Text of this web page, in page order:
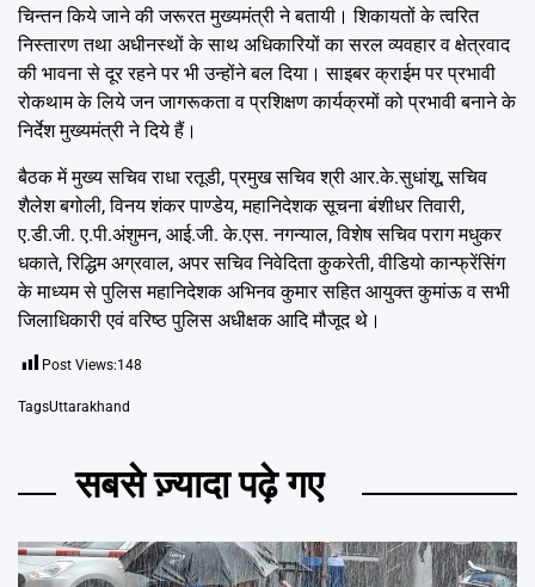
चिन्तन किये जाने की जरूरत मुख्यमंत्री ने बतायी। शिकायतों के त्वरित
निस्तारण तथा अधीनस्थों के साथ अधिकारियों का सरल व्यवहार व क्षेत्रवाद
की भावना से दूर रहने पर भी उन्होंने बल दिया। साइबर क्राईम पर प्रभावी
रोकथाम के लिये जन जागरूकता व प्रशिक्षण कार्यक्रमों को प्रभावी बनाने के
निर्देश मुख्यमंत्री ने दिये हैं।
बैठक में मुख्य सचिव राधा रतूडी, प्रमुख सचिव श्री आर.के.सुधांशू, सचिव
शैलेश बगोली, विनय शंकर पाण्डेय, महानिदेशक सूचना बंशीधर तिवारी,
ए.डी.जी. ए.पी.अंशुमन, आई.जी. के.एस. नगन्याल, विशेष सचिव पराग मधुकर
धकाते, रिद्धिम अग्रवाल, अपर सचिव निवेदिता कुकरेती, वीडियो कान्फ्रेंसिंग
के माध्यम से पुलिस महानिदेशक अभिनव कुमार सहित आयुक्त कुमांऊ व सभी
जिलाधिकारी एवं वरिष्ठ पुलिस अधीक्षक आदि मौजूद थे।
Post Views:148
TagsUttarakhand
सबसे ज़्यादा पढ़े गए